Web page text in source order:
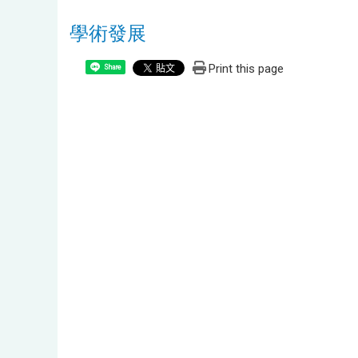
學術發展
Share Print this page